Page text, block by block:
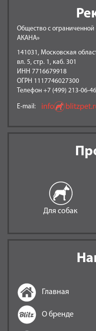
Общество с
АКАНА»
141031, Московская
вл. 5, стр. 1, каб. 301
ИНН 7716679918
ОГРН 1117746027300
Телефон +7 (499) 213-06-46
E-mail:
Для собак
Главная
О бренде